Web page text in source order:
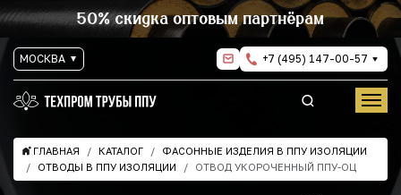
50% скидка оптовым партнёрам
МОСКВА +7 (495) 147-00-57
ГЛАВНАЯ КАТАЛОГ
ФАСОННЫЕ ИЗДЕЛИЯ В ППУ ИЗОЛЯЦИИ
ОТВОДЫ В ППУ ИЗОЛЯЦИИ
ОТВОД УКОРОЧЕННЫЙ ППУ-ОЦ